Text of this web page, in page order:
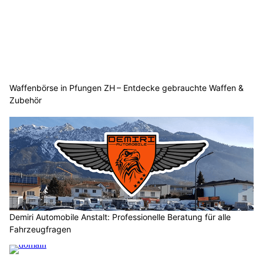
Waffenbörse in Pfungen ZH – Entdecke gebrauchte Waffen &
Zubehör
Demiri Automobile Anstalt: Professionelle Beratung für alle
Fahrzeugfragen